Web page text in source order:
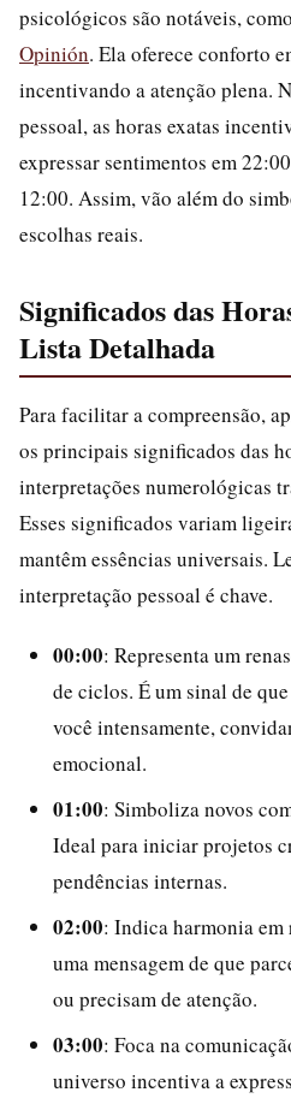
psicológicos são notáveis,
Opinión. Ela oferece conforto
incentivando a atenção plena.
pessoal, as horas exatas
expressar sentimentos em
12:00. Assim, vão além do
escolhas reais.
Significados das
Lista Detalhada
Para facilitar a compreensão,
os principais significados das
interpretações numerológicas
Esses significados variam
mantêm essências universais.
interpretação pessoal é chave.
00:00: Representa um
de ciclos. É um sinal de
você intensamente,
emocional.
01:00: Simboliza novos
Ideal para iniciar projetos
pendências internas.
02:00: Indica harmonia em
uma mensagem de que
ou precisam de atenção.
03:00: Foca na
universo incentiva a